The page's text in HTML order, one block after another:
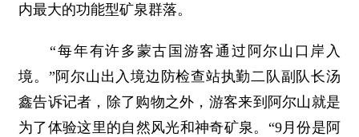
内最大的功能型矿泉群落。
“每年有许多蒙古国游客通过阿尔山口岸入
境。”阿尔山出入境边防检查站执勤二队副队长汤
鑫告诉记者，除了购物之外，游客来到阿尔山就是
为了体验这里的自然风光和神奇矿泉。“9月份是阿